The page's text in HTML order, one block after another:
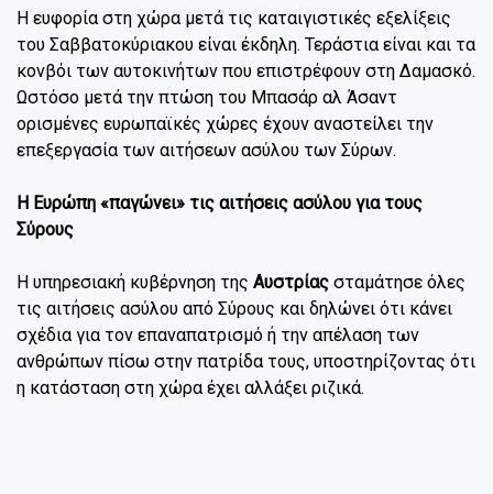
Η ευφορία στη χώρα μετά τις καταιγιστικές εξελίξεις
του Σαββατοκύριακου είναι έκδηλη. Τεράστια είναι και τα
κονβόι των αυτοκινήτων που επιστρέφουν στη Δαμασκό.
Ωστόσο μετά την πτώση του Μπασάρ αλ Άσαντ
ορισμένες ευρωπαϊκές χώρες έχουν αναστείλει την
επεξεργασία των αιτήσεων ασύλου των Σύρων.
Η Ευρώπη «παγώνει» τις αιτήσεις ασύλου για τους
Σύρους
Η υπηρεσιακή κυβέρνηση της Αυστρίας σταμάτησε όλες
τις αιτήσεις ασύλου από Σύρους και δηλώνει ότι κάνει
σχέδια για τον επαναπατρισμό ή την απέλαση των
ανθρώπων πίσω στην πατρίδα τους, υποστηρίζοντας ότι
η κατάσταση στη χώρα έχει αλλάξει ριζικά.